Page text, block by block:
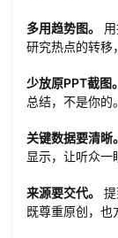
多用趋势图。
研究热点的转移
少放原PPT截图。
总结，不是你的
关键数据要清晰。
显示，让听众一
来源要交代。
既尊重原创，也